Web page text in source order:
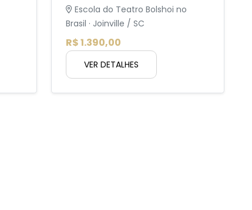
Escola do Teatro Bolshoi no
Brasil · Joinville / SC
R$ 1.390,00
VER DETALHES